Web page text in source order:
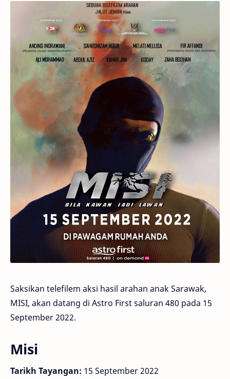
Saksikan telefilem aksi hasil arahan anak Sarawak,
MISI, akan datang di Astro First saluran 480 pada 15
September 2022.
Misi
Tarikh Tayangan: 15 September 2022